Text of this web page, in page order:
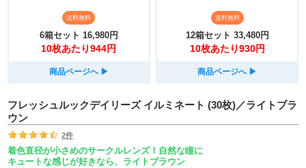
送料無料
6箱セット 16,980円
10枚あたり944円
商品ページへ ▶︎
送料無料
12箱セット 33,480円
10枚あたり930円
商品ページへ ▶︎
フレッシュルックデイリーズ イルミネート (30枚)／ライトブラ
ウン
2件
着色直径が小さめのサークルレンズ！自然な瞳に
キュートな感じが好きなら、ライトブラウン